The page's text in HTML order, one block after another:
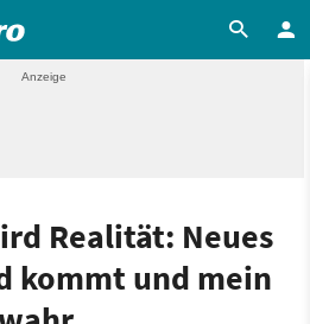
Realität: Neues
kommt und mein